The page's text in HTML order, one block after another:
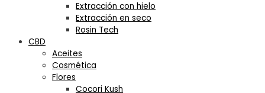
Extracción con hielo
Extracción en seco
Rosin Tech
CBD
Aceites
Cosmética
Flores
Cocori Kush